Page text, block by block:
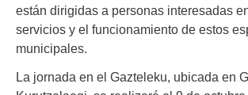
están dirigidas a personas interesadas
servicios y el funcionamiento de estos
municipales.
La jornada en el Gazteleku, ubicada en